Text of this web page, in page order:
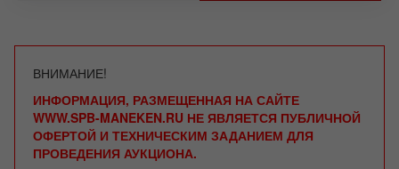
ВНИМАНИЕ!
ИНФОРМАЦИЯ, РАЗМЕЩЕННАЯ НА САЙТЕ
WWW.SPB-MANEKEN.RU НЕ ЯВЛЯЕТСЯ ПУБЛИЧНОЙ
ОФЕРТОЙ И ТЕХНИЧЕСКИМ ЗАДАНИЕМ ДЛЯ
ПРОВЕДЕНИЯ АУКЦИОНА.